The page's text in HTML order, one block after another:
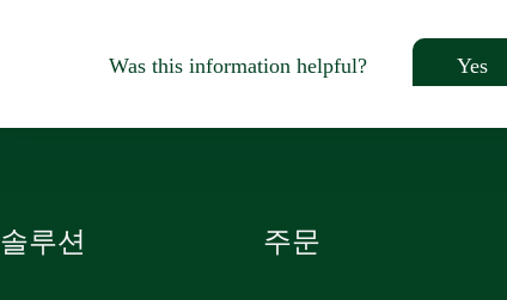
Was this information helpful? Yes
솔루션 주문